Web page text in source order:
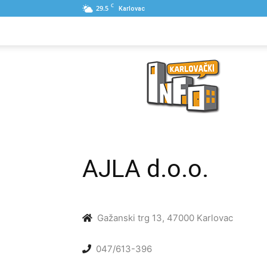
29.5 C Karlovac
Karlovački
AJLA d.o.o.
Gažanski trg 13, 47000 Karlovac
047/613-396